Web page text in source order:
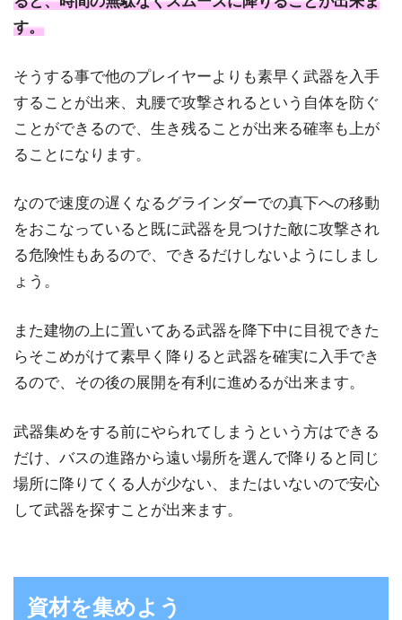
す。
そうする事で他のプレイヤーよりも素早く武器を入手
することが出来、丸腰で攻撃されるという自体を防ぐ
ことができるので、生き残ることが出来る確率も上が
ることになります。
なので速度の遅くなるグラインダーでの真下への移動
をおこなっていると既に武器を見つけた敵に攻撃され
る危険性もあるので、できるだけしないようにしまし
ょう。
また建物の上に置いてある武器を降下中に目視できた
らそこめがけて素早く降りると武器を確実に入手でき
るので、その後の展開を有利に進めるが出来ます。
武器集めをする前にやられてしまうという方はできる
だけ、バスの進路から遠い場所を選んで降りると同じ
場所に降りてくる人が少ない、またはいないので安心
して武器を探すことが出来ます。
資材を集めよう